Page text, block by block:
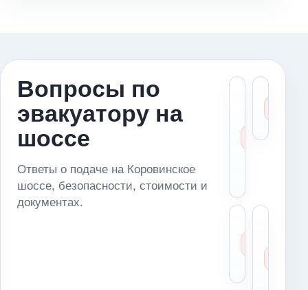
Вопросы по
эвакуатору на
шоссе
Ответы о подаче на Коровинское
шоссе, безопасности, стоимости и
документах.
Что
если
стоит
в